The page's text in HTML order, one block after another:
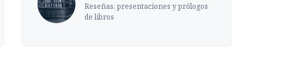
Reseñas, presentaciones y prólogos
de libros